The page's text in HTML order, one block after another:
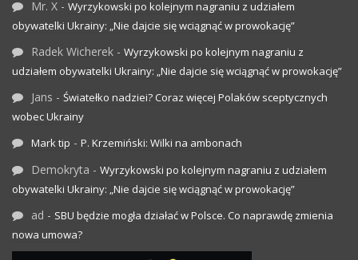
Mr. X - Wyrzykowski po kolejnym nagraniu z udziałem
obywatelki Ukrainy: „Nie dajcie się wciągnąć w prowokację”
Radek Wicherek - Wyrzykowski po kolejnym nagraniu z
udziałem obywatelki Ukrainy: „Nie dajcie się wciągnąć w prowokację”
Jans - Światełko nadziei? Coraz więcej Polaków sceptycznych
wobec Ukrainy
Mark tip - P. Krzemiński: Wilki na ambonach
Demokryta - Wyrzykowski po kolejnym nagraniu z udziałem
obywatelki Ukrainy: „Nie dajcie się wciągnąć w prowokację”
ad - SBU będzie mogła działać w Polsce. Co naprawdę zmienia
nowa umowa?